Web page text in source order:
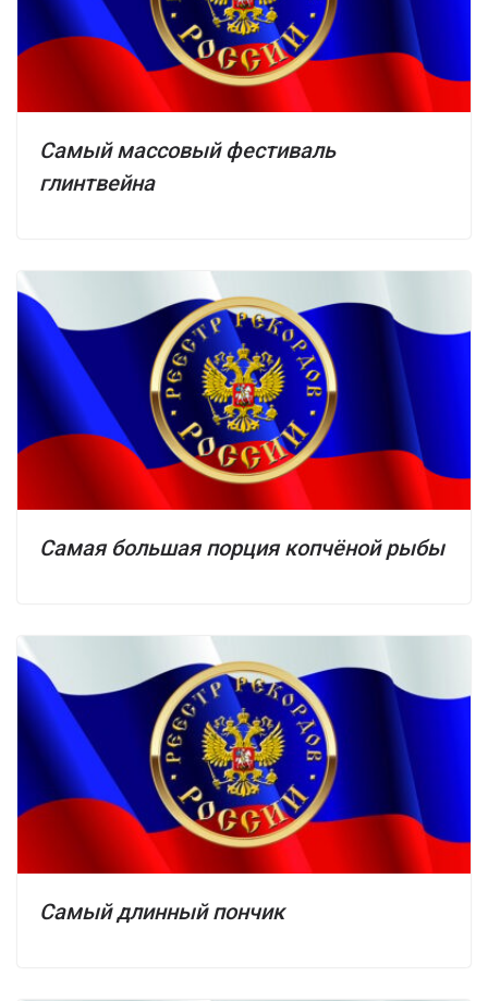
Самый массовый фестиваль
глинтвейна
Самая большая порция копчёной рыбы
Самый длинный пончик